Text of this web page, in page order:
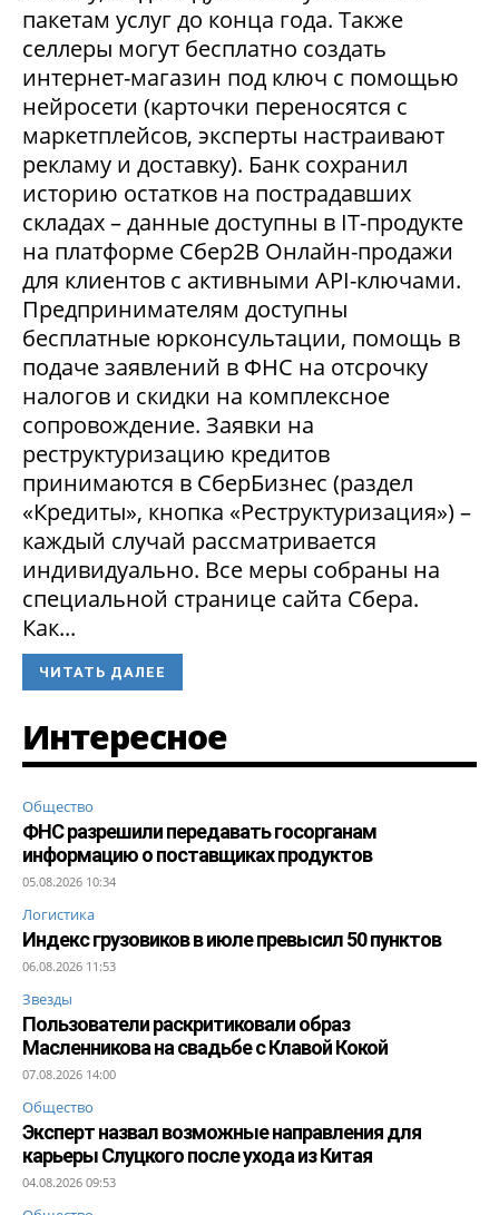
пакетам услуг до конца года. Также
селлеры могут бесплатно создать
интернет-магазин под ключ с помощью
нейросети (карточки переносятся с
маркетплейсов, эксперты настраивают
рекламу и доставку). Банк сохранил
историю остатков на пострадавших
складах – данные доступны в IT-продукте
на платформе Сбер2В Онлайн-продажи
для клиентов с активными API-ключами.
Предпринимателям доступны
бесплатные юрконсультации, помощь в
подаче заявлений в ФНС на отсрочку
налогов и скидки на комплексное
сопровождение. Заявки на
реструктуризацию кредитов
принимаются в СберБизнес (раздел
«Кредиты», кнопка «Реструктуризация») –
каждый случай рассматривается
индивидуально. Все меры собраны на
специальной странице сайта Сбера.
Как...
ЧИТАТЬ ДАЛЕЕ
Интересное
Общество
ФНС разрешили передавать госорганам
информацию о поставщиках продуктов
05.08.2026 10:34
Логистика
Индекс грузовиков в июле превысил 50 пунктов
06.08.2026 11:53
Звезды
Пользователи раскритиковали образ
Масленникова на свадьбе с Клавой Кокой
07.08.2026 14:00
Общество
Эксперт назвал возможные направления для
карьеры Слуцкого после ухода из Китая
04.08.2026 09:53